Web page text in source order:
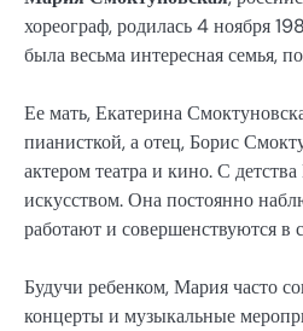
хореограф, родилась 4 ноября
была весьма интересная семья,
Ее мать, Екатерина
пианисткой, а отец, Борис
актером театра и кино. С
искусством. Она постоянно
работают и совершенствуются в
Будучи ребенком, Мария часто
концерты и музыкальные